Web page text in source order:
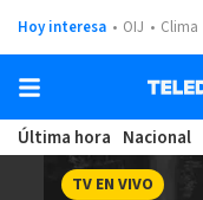
Hoy interesa OIJ Clima
Última hora Nacional
TV EN VIVO